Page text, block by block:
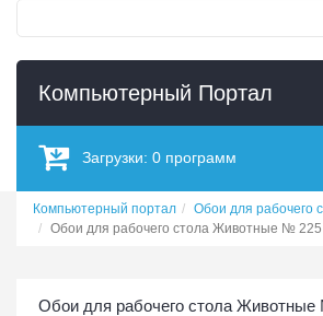
Компьютерный Портал
Загрузки: 0 программ
Компьютерный портал Обои для рабочего
Обои для рабочего стола Животные № 225
Обои для рабочего стола